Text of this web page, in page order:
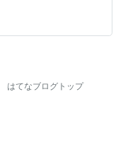
の幸運の願いを託
うにそっと近づい
われているような
はてなブログトップ